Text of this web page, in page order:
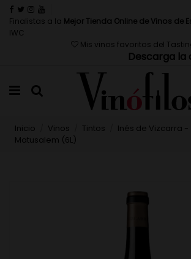
Finalistas a la Mejor Tienda Online de Vinos de
IWC
Mis vinos favoritos del
Descarga la
Inicio Vinos Tintos
Inés de Vizcarra -
Matusalem (6L)